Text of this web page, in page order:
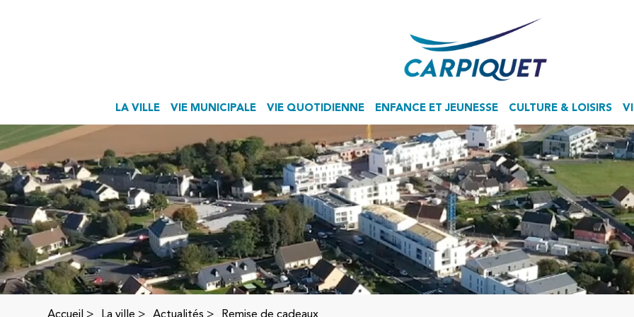
LA VILLE VIE MUNICIPALE VIE QUOTIDIENNE ENFANCE ET JEUNESSE CULTURE & LOISIRS